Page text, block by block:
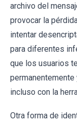
archivo del
provocar la
intentar
para diferentes
que los usuarios
incluso con la
Otra forma de